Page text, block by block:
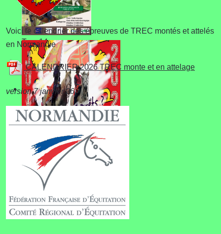
Trec 14
Championnat de
Normandie
Voici le calendrier des épreuves de TREC montés et attelés
en Normandie
CALENDRIER 2026 TREC monte et en attelage
version 7 janvier 26